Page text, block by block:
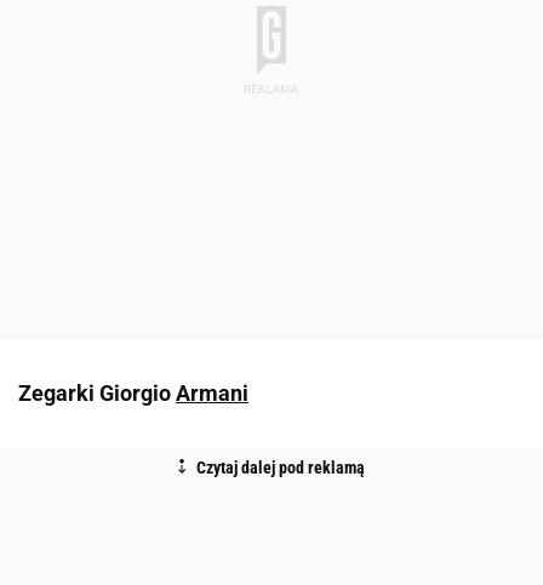
Zegarki GiorgioArmani